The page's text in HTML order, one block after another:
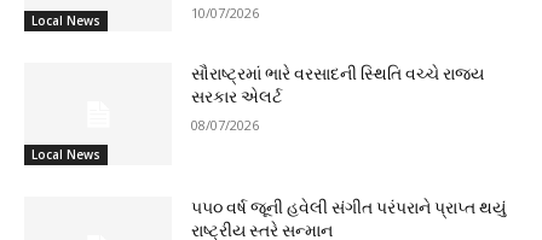
Local News 10/07/2026
Local News
સૌરાષ્ટ્રમાં ભારે વરસાદની સ્થિતિ વચ્ચે રાજ્ય
સરકાર એલર્ટ
08/07/2026
૫૫૦ વર્ષ જૂની હવેલી સંગીત પરંપરાને પ્રાપ્ત થયું
રાષ્ટ્રીય સ્તરે સન્માન